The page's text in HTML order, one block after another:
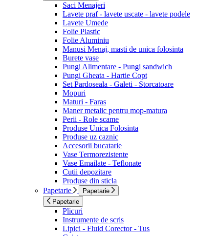
Saci Menajeri
Lavete praf - lavete uscate - lavete podele
Lavete Umede
Folie Plastic
Folie Aluminiu
Manusi Menaj, masti de unica folosinta
Burete vase
Pungi Alimentare - Pungi sandwich
Pungi Gheata - Hartie Copt
Set Pardoseala - Galeti - Storcatoare
Mopuri
Maturi - Faras
Maner metalic pentru mop-matura
Perii - Role scame
Produse Unica Folosinta
Produse uz caznic
Accesorii bucatarie
Vase Termorezistente
Vase Emailate - Teflonate
Cutii depozitare
Produse din sticla
Papetarie
Papetarie
Papetarie
Plicuri
Instrumente de scris
Lipici - Fluid Corector - Tus